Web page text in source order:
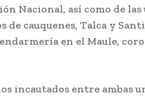
Nacional, así como de las
cauquenes, Talca y
en el Maule,
incautados entre ambas